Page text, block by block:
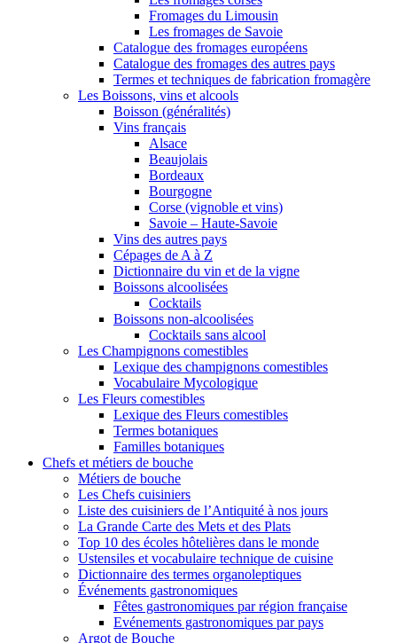
Fromages du Limousin
Les fromages de Savoie
Catalogue des fromages européens
Catalogue des fromages des autres pays
Termes et techniques de fabrication fromagère
Les Boissons, vins et alcools
Boisson (généralités)
Vins français
Alsace
Beaujolais
Bordeaux
Bourgogne
Corse (vignoble et vins)
Savoie – Haute-Savoie
Vins des autres pays
Cépages de A à Z
Dictionnaire du vin et de la vigne
Boissons alcoolisées
Cocktails
Boissons non-alcoolisées
Cocktails sans alcool
Les Champignons comestibles
Lexique des champignons comestibles
Vocabulaire Mycologique
Les Fleurs comestibles
Lexique des Fleurs comestibles
Termes botaniques
Familles botaniques
Chefs et métiers de bouche
Métiers de bouche
Les Chefs cuisiniers
Liste des cuisiniers de l’Antiquité à nos jours
La Grande Carte des Mets et des Plats
Top 10 des écoles hôtelières dans le monde
Ustensiles et vocabulaire technique de cuisine
Dictionnaire des termes organoleptiques
Événements gastronomiques
Fêtes gastronomiques par région française
Evénements gastronomiques par pays
Argot de Bouche